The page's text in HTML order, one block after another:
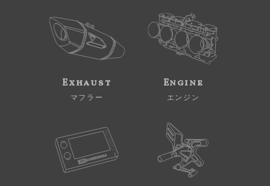
Exhaust
マフラー
Engine
エンジン